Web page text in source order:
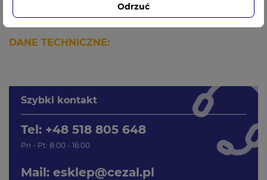
Szybki kontakt
Tel: +48 518 805 648
Pn - Pt: 8:00 - 16:00
Mail: esklep@cezal.pl
DANE TECHNICZNE:
Odrzuć